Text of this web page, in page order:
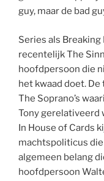
guy, maar de bad
Series als Breaking
recentelijk The
hoofdpersoon die
het kwaad doet.
The Soprano’s
Tony gerelativeerd
In House of Cards
machtspoliticus
algemeen belang
hoofdpersoon